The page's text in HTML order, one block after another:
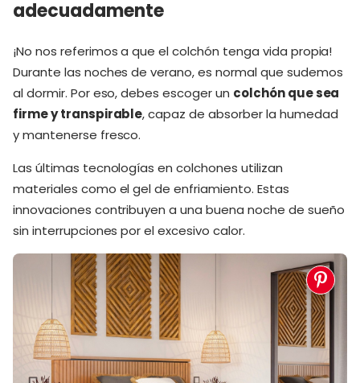
adecuadamente
¡No nos referimos a que el colchón tenga vida propia!
Durante las noches de verano, es normal que sudemos
al dormir. Por eso, debes escoger un colchón que sea
firme y transpirable, capaz de absorber la humedad
y mantenerse fresco.
Las últimas tecnologías en colchones utilizan
materiales como el gel de enfriamiento. Estas
innovaciones contribuyen a una buena noche de sueño
sin interrupciones por el excesivo calor.